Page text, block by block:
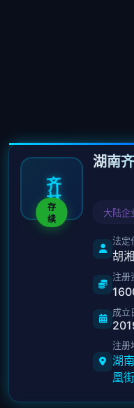
齐
林
存
续
湖南
大陆企
法定
胡
注册
成立
注册
湖
凰